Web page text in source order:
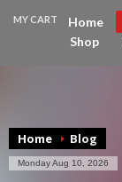
MY CART
€0
Home
Shop
Home Blog
Monday Aug 10, 2026